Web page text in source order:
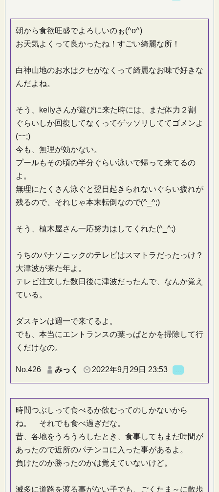
朝から食欲旺盛でよろしいのぉ(^o^)
お天気よくって良かったね！すごい綺麗な所！
白神山地のお水はクセがなくって綺麗なお味で好きな
んだよね。
そう、kellyさんが遊びに来た時には、まだ体力２割
ぐらいしか回復してなくってゲッソリしててゴメンよ
(ｰｰ;)
今も、無理が効かない。
プールもその頃の半分ぐらい泳いで帰って来てるの
よ。
無理にたくさん泳ぐと翌日起きられないぐらい疲れが
残るので、それじゃ本末転倒なので(^_^;)
そう、植木屋さん一応努力はしてくれた(^_^;)
うちのパナソニックのテレビはスマトラだったっけ？
大津波が来た年よ。
テレビ注文した数日後に津波だったんで、なんか覚え
ている。
ダスキンは週一で来てるよ。
でも、本当にエントランスの葉っぱとかを掃除して行
くだけなの。
No.426 みっく 2022年9月29日 23:53
時間つぶしって食べるか飲むってのしかないから
ね。 それでも食べ過ぎだな。
昔、各地をうろうろしたとき、食事してもまだ時間が
あったので近所のパチンコに入った事があるよ。
負けたのか勝ったのかは覚えていないけど。
滅多に道路を渡る事がない子でも、ごくたま～に散歩